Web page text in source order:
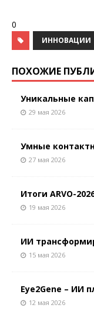
0
ИННОВАЦИИ
ПОХОЖИЕ
Уникальные
29 мая 2026
Умные
27 мая 2026
Итоги ARVO-
19 мая 2026
ИИ
15 мая 2026
Eye2Gene – ИИ
12 мая 2026